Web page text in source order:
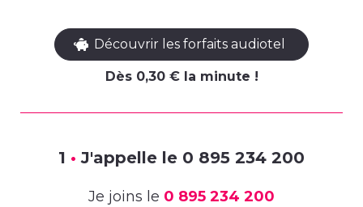
Découvrir les forfaits audiotel
Dès 0,30 € la minute !
1 • J'appelle le 0 895 234 200
Je joins le 0 895 234 200